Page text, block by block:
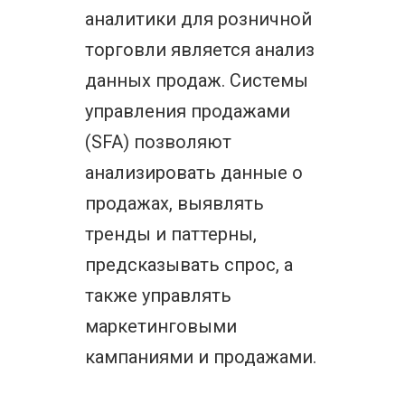
аналитики для розничной
торговли является анализ
данных продаж. Системы
управления продажами
(SFA) позволяют
анализировать данные о
продажах, выявлять
тренды и паттерны,
предсказывать спрос, а
также управлять
маркетинговыми
кампаниями и продажами.